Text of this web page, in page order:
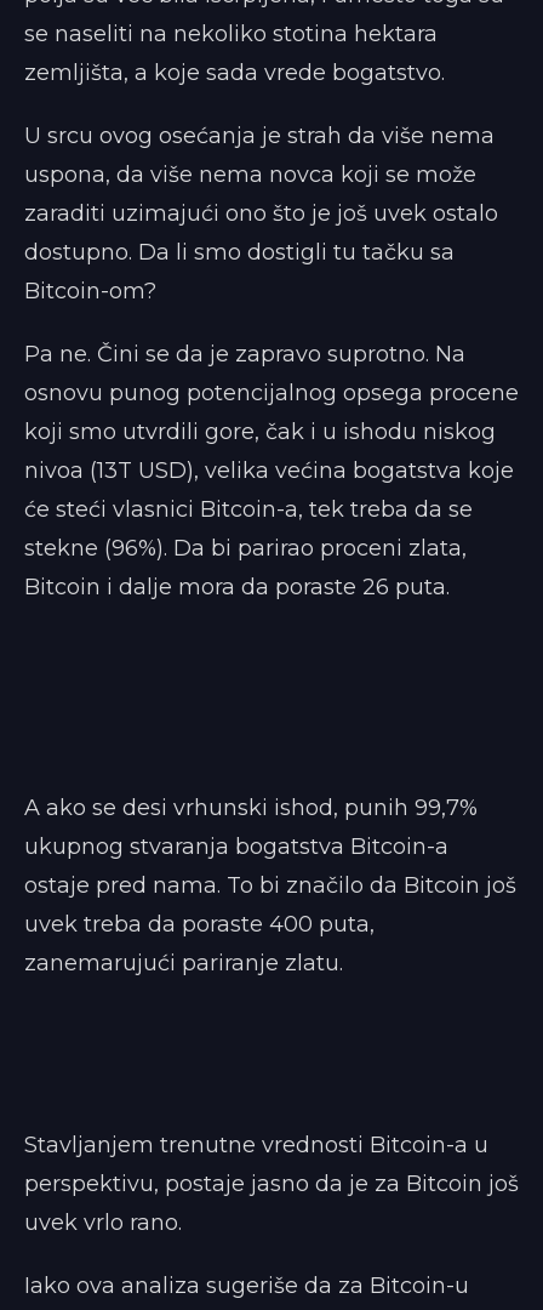
se naseliti na nekoliko stotina hektara
zemljišta, a koje sada vrede bogatstvo.
U srcu ovog osećanja je strah da više nema
uspona, da više nema novca koji se može
zaraditi uzimajući ono što je još uvek ostalo
dostupno. Da li smo dostigli tu tačku sa
Bitcoin-om?
Pa ne. Čini se da je zapravo suprotno. Na
osnovu punog potencijalnog opsega procene
koji smo utvrdili gore, čak i u ishodu niskog
nivoa (13T USD), velika većina bogatstva koje
će steći vlasnici Bitcoin-a, tek treba da se
stekne (96%). Da bi parirao proceni zlata,
Bitcoin i dalje mora da poraste 26 puta.
A ako se desi vrhunski ishod, punih 99,7%
ukupnog stvaranja bogatstva Bitcoin-a
ostaje pred nama. To bi značilo da Bitcoin još
uvek treba da poraste 400 puta,
zanemarujući pariranje zlatu.
Stavljanjem trenutne vrednosti Bitcoin-a u
perspektivu, postaje jasno da je za Bitcoin još
uvek vrlo rano.
Iako ova analiza sugeriše da za Bitcoin-u